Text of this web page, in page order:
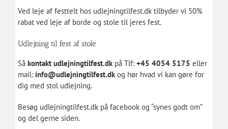
Ved leje af festtelt hos udlejningtilfest.dk tilbyder vi 50%
rabat ved leje af borde og stole til jeres fest.
Udlejning til fest af stole
Så kontakt udlejningtilfest.dkpå Tlf: +45 4054 5175 eller
mail: info@udlejningtilfest.dkog hør hvad vi kan gøre for
dig med stol udlejning.
Besøg udlejningtilfest.dk på facebookog “synes godt om”
og del gerne siden.